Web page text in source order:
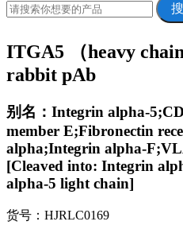
ITGA5 （heavy
rabbit pAb
别名：Integrin alpha-
member E;Fibronectin
alpha;Integrin alpha-
[Cleaved into: Integrin
alpha-5 light chain]
货号：HJRLC0169